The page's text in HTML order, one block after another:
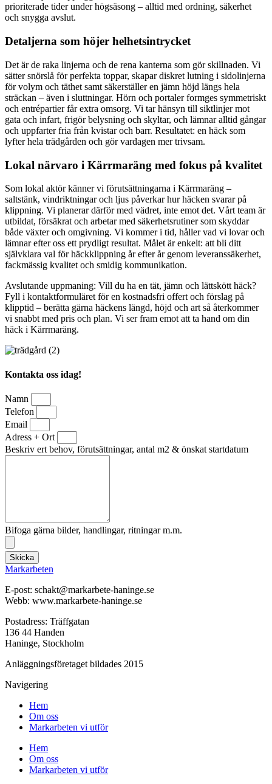
prioriterade tider under högsäsong – alltid med ordning, säkerhet
och snygga avslut.
Detaljerna som höjer helhetsintrycket
Det är de raka linjerna och de rena kanterna som gör skillnaden. Vi
sätter snörslå för perfekta toppar, skapar diskret lutning i sidolinjerna
för volym och täthet samt säkerställer en jämn höjd längs hela
sträckan – även i sluttningar. Hörn och portaler formges symmetriskt
och entrépartier får extra omsorg. Vi tar hänsyn till siktlinjer mot
gata och infart, frigör belysning och skyltar, och lämnar alltid gångar
och uppfarter fria från kvistar och barr. Resultatet: en häck som
lyfter hela trädgården och gör vardagen mer trivsam.
Lokal närvaro i Kärrmaräng med fokus på kvalitet
Som lokal aktör känner vi förutsättningarna i Kärrmaräng –
saltstänk, vindriktningar och ljus påverkar hur häcken svarar på
klippning. Vi planerar därför med vädret, inte emot det. Vårt team är
utbildat, försäkrat och arbetar med säkerhetsrutiner som skyddar
både växter och omgivning. Vi kommer i tid, håller vad vi lovar och
lämnar efter oss ett prydligt resultat. Målet är enkelt: att bli ditt
självklara val för häckklippning år efter år genom leveranssäkerhet,
fackmässig kvalitet och smidig kommunikation.
Avslutande uppmaning: Vill du ha en tät, jämn och lättskött häck?
Fyll i kontaktformuläret för en kostnadsfri offert och förslag på
klipptid – berätta gärna häckens längd, höjd och art så återkommer
vi snabbt med pris och plan. Vi ser fram emot att ta hand om din
häck i Kärrmaräng.
Kontakta oss idag!
Namn
Telefon
Email
Adress + Ort
Beskriv ert behov, förutsättningar, antal m2 & önskat startdatum
Bifoga gärna bilder, handlingar, ritningar m.m.
Skicka
Markarbeten
E-post: schakt@markarbete-haninge.se
Webb: www.markarbete-haninge.se
Postadress: Träffgatan
136 44 Handen
Haninge, Stockholm
Anläggningsföretaget bildades 2015
Navigering
Hem
Om oss
Markarbeten vi utför
Hem
Om oss
Markarbeten vi utför